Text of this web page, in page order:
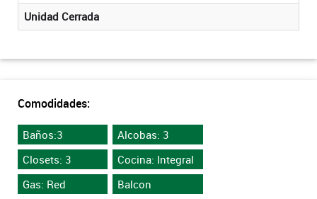
Unidad Cerrada
Comodidades:
Baños:3
Alcobas: 3
Closets: 3
Cocina: Integral
Gas: Red
Balcon